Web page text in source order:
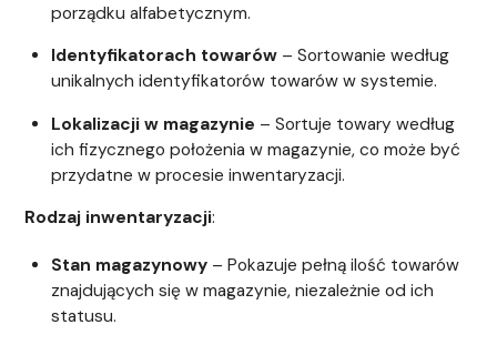
porządku alfabetycznym.
Identyfikatorach towarów– Sortowanie według
unikalnych identyfikatorów towarów w systemie.
Lokalizacji w magazynie – Sortuje towary według
ich fizycznego położenia w magazynie, co może być
przydatne w procesie inwentaryzacji.
Rodzaj inwentaryzacji:
Stan magazynowy– Pokazuje pełną ilość towarów
znajdujących się w magazynie, niezależnie od ich
statusu.